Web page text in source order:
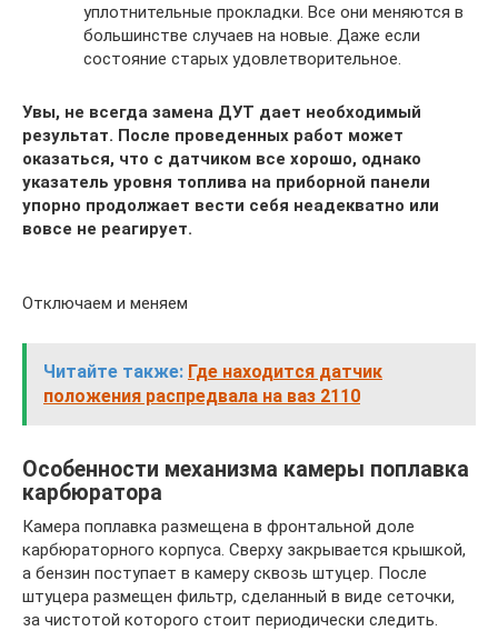
уплотнительные прокладки. Все они меняются в
большинстве случаев на новые. Даже если
состояние старых удовлетворительное.
Увы, не всегда замена ДУТ дает необходимый
результат. После проведенных работ может
оказаться, что с датчиком все хорошо, однако
указатель уровня топлива на приборной панели
упорно продолжает вести себя неадекватно или
вовсе не реагирует.
Отключаем и меняем
Читайте также: Где находится датчик
положения распредвала на ваз 2110
Особенности механизма камеры поплавка
карбюратора
Камера поплавка размещена в фронтальной доле
карбюраторного корпуса. Сверху закрывается крышкой,
а бензин поступает в камеру сквозь штуцер. После
штуцера размещен фильтр, сделанный в виде сеточки,
за чистотой которого стоит периодически следить.